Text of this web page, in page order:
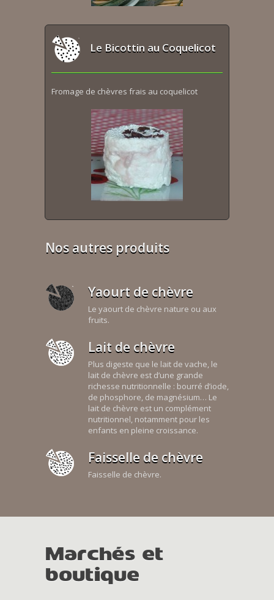
Le Bicottin au Coquelicot
Fromage de chèvres frais au coquelicot
Nos autres produits
Yaourt de chèvre
Le yaourt de chèvre nature ou aux
fruits.
Lait de chèvre
Plus digeste que le lait de vache, le
lait de chèvre est d’une grande
richesse nutritionnelle : bourré d’iode,
de phosphore, de magnésium… Le
lait de chèvre est un complément
nutritionnel, notamment pour les
enfants en pleine croissance.
Faisselle de chèvre
Faisselle de chèvre.
Marchés et
boutique